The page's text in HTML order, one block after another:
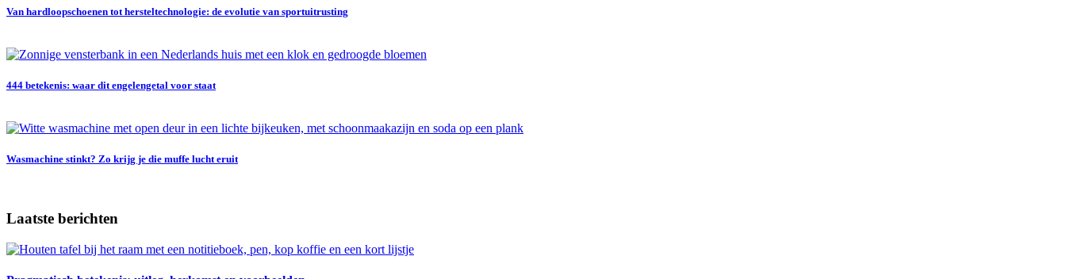
Van hardloopschoenen tot hersteltechnologie: de evolutie van sportuitrusting
444 betekenis: waar dit engelengetal voor staat
Wasmachine stinkt? Zo krijg je die muffe lucht eruit
Laatste berichten